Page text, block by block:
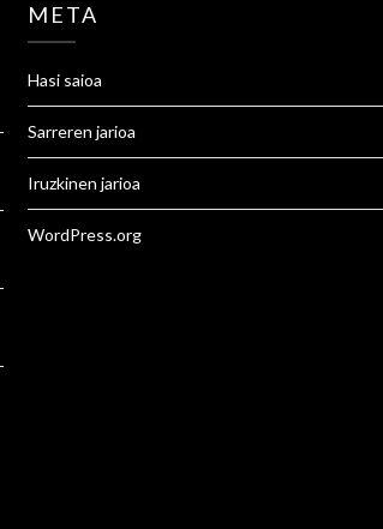
META
Hasi saioa
Sarreren jarioa
Iruzkinen jarioa
WordPress.org